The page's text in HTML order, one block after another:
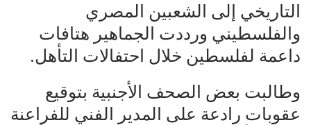
التاريخي إلى الشعبين المصري
والفلسطيني ورددت الجماهير هتافات
داعمة لفلسطين خلال احتفالات التأهل.
وطالبت بعض الصحف الأجنبية بتوقيع
عقوبات رادعة على المدير الفني للفراعنة